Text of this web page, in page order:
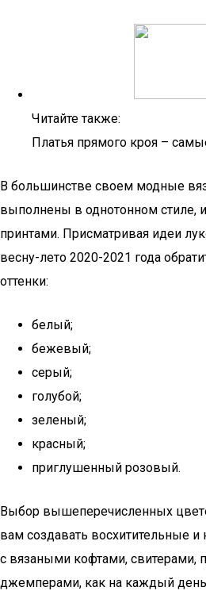
Читайте также:
Платья прямого кроя –
В большинстве своем модные
выполнены в однотонном стиле,
принтами. Присматривая идеи
весну-лето 2020-2021 года
оттенки:
белый;
бежевый;
серый;
голубой;
зеленый;
красный;
приглушенный розовый.
Выбор вышеперечисленных
вам создавать восхитительные
с вязаными кофтами, свитерами,
джемперами, как на каждый